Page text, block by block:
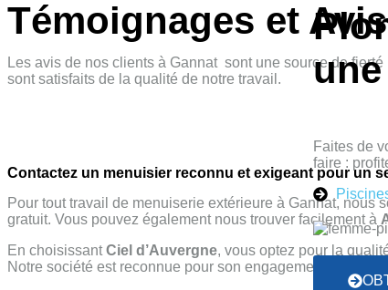
Faites de
faire :
Témoignages et
Les avis de nos clients à Gannat sont une source de
sont satisfaits de la qualité de notre travail.
Contactez un menuisier reconnu et exigeant pour un
Pour tout travail de menuiserie extérieure à Gannat, nous
gratuit. Vous pouvez également nous trouver facilement à
En choisissantCiel d’Auvergne, vous optez pour la
Notre société est reconnue pour son engagement à